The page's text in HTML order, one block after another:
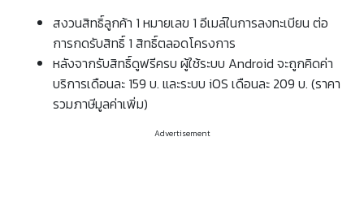
สงวนสิทธิ์ลูกค้า 1 หมายเลข 1 อีเมล์ในการลงทะเบียน ต่อ
การกดรับสิทธิ์ 1 สิทธิ์ตลอดโครงการ
หลังจากรับสิทธิ์ดูฟรีครบ ผู้ใช้ระบบ Android จะถูกคิดค่า
บริการเดือนละ 159 บ. และระบบ iOS เดือนละ 209 บ. (ราคา
รวมภาษีมูลค่าเพิ่ม)
Advertisement